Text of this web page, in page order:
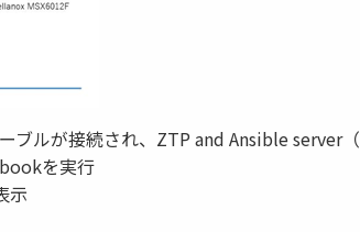
ブルが接続され、ZTP and Ansible server
を実行
示